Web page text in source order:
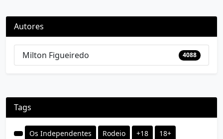
Autores
Milton Figueiredo 4088
Tags
Os Independentes Rodeio +18 18+